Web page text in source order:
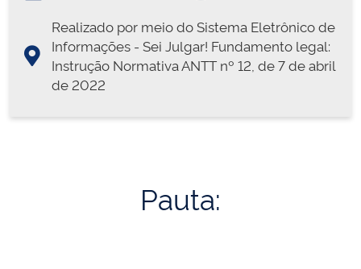
Realizado por meio do Sistema Eletrônico de
Informações - Sei Julgar! Fundamento legal:
Instrução Normativa ANTT nº 12, de 7 de abril
de 2022
Pauta: